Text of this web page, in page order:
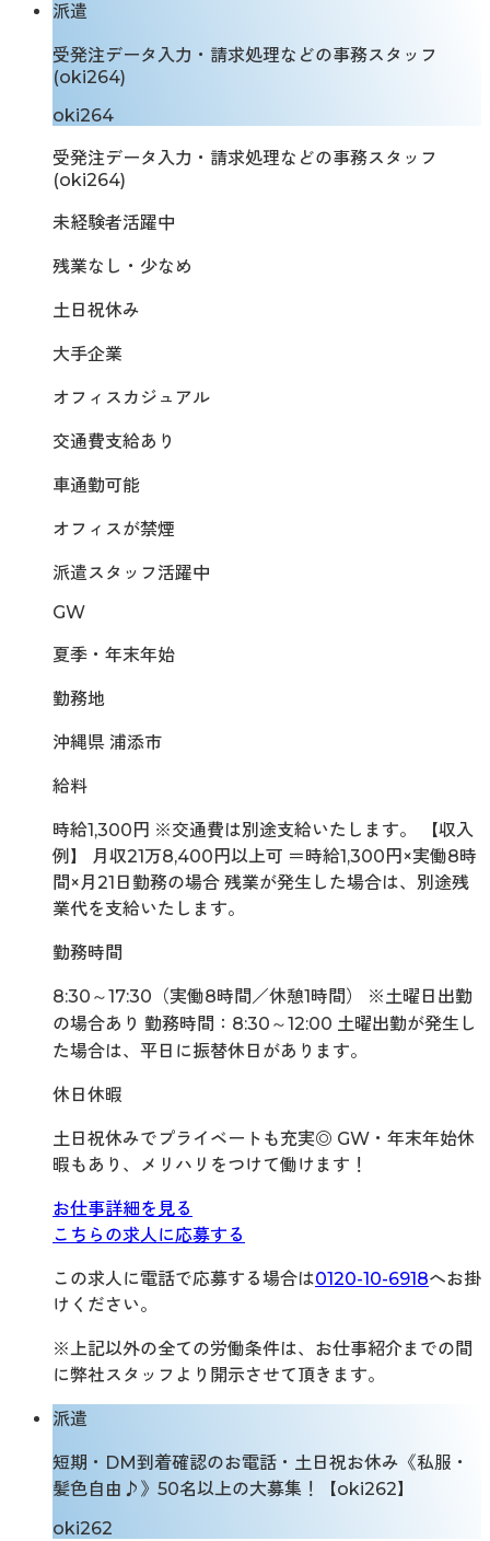
派遣
受発注データ入力・請求処理などの事務スタッフ
(oki264)
oki264
受発注データ入力・請求処理などの事務スタッフ
(oki264)
未経験者活躍中
残業なし・少なめ
土日祝休み
大手企業
オフィスカジュアル
交通費支給あり
車通勤可能
オフィスが禁煙
派遣スタッフ活躍中
GW
夏季・年末年始
勤務地
沖縄県 浦添市
給料
時給1,300円 ※交通費は別途支給いたします。 【収入
例】 月収21万8,400円以上可 ＝時給1,300円×実働8時
間×月21日勤務の場合 残業が発生した場合は、別途残
業代を支給いたします。
勤務時間
8:30～17:30（実働8時間／休憩1時間） ※土曜日出勤
の場合あり 勤務時間：8:30～12:00 土曜出勤が発生し
た場合は、平日に振替休日があります。
休日休暇
土日祝休みでプライベートも充実◎ GW・年末年始休
暇もあり、メリハリをつけて働けます！
お仕事詳細を見る
こちらの求人に応募する
この求人に電話で応募する場合は0120-10-6918へお掛
けください。
※上記以外の全ての労働条件は、お仕事紹介までの間
に弊社スタッフより開示させて頂きます。
派遣
短期・DM到着確認のお電話・土日祝お休み《私服・
髪色自由♪》50名以上の大募集！【oki262】
oki262